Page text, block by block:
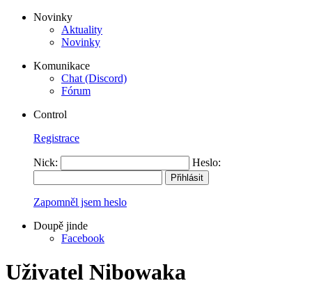
Novinky
Aktuality
Novinky
Komunikace
Chat (Discord)
Fórum
Control
Registrace
Nick: Heslo:
Zapomněl jsem heslo
Doupě jinde
Facebook
Uživatel Nibowaka